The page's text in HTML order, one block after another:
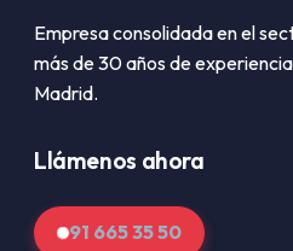
Empresa consolidada en el
más de 30 años de
Madrid.
Llámenos ahora
91 665 35 50